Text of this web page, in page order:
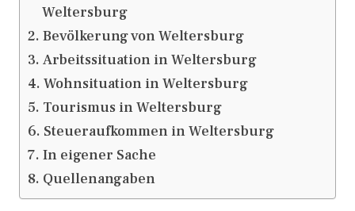
Weltersburg
Bevölkerung von Weltersburg
Arbeitssituation in Weltersburg
Wohnsituation in Weltersburg
Tourismus in Weltersburg
Steueraufkommen in Weltersburg
In eigener Sache
Quellenangaben